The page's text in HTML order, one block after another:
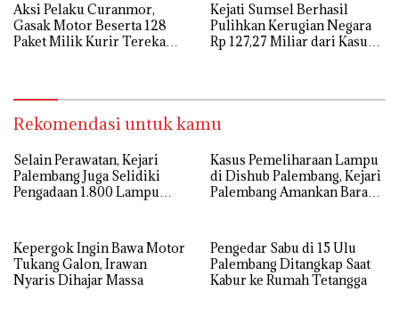
Aksi Pelaku Curanmor,
Gasak Motor Beserta 128
Paket Milik Kurir Terekam
Kejati Sumsel Berhasil
Pulihkan Kerugian Negara
Rp 127,27 Miliar dari Kasus
Rekomendasi untuk kamu
Selain Perawatan, Kejari
Palembang Juga Selidiki
Pengadaan 1.800 Lampu
Kasus Pemeliharaan Lampu
di Dishub Palembang, Kejari
Palembang Amankan Barang
Kepergok Ingin Bawa Motor
Tukang Galon, Irawan
Nyaris Dihajar Massa
Pengedar Sabu di 15 Ulu
Palembang Ditangkap Saat
Kabur ke Rumah Tetangga